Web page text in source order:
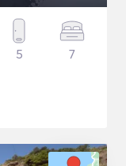
5 7